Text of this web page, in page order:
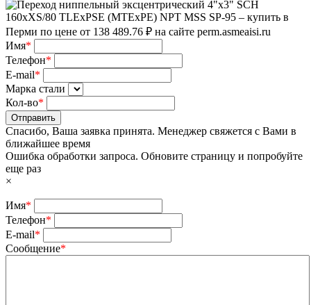
Имя*
Телефон*
E-mail*
Марка стали
Кол-во*
Отправить
Спасибо, Ваша заявка принята. Менеджер свяжется с Вами в
ближайшее время
Ошибка обработки запроса. Обновите страницу и попробуйте
еще раз
×
Имя*
Телефон*
E-mail*
Сообщение*